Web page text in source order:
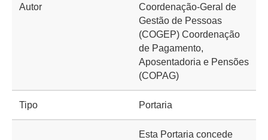
Autor
Coordenação-Geral de
Gestão de Pessoas
(COGEP) Coordenação
de Pagamento,
Aposentadoria e Pensões
(COPAG)
Tipo Portaria
Esta Portaria concede